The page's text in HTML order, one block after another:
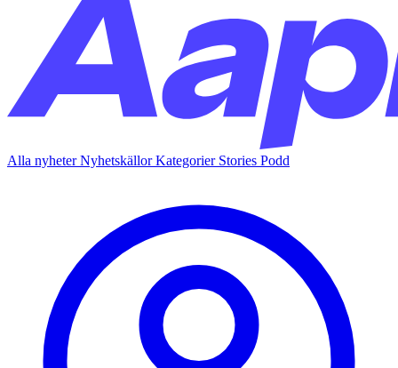
Alla nyheterNyhetskällorKategorier Stories Podd